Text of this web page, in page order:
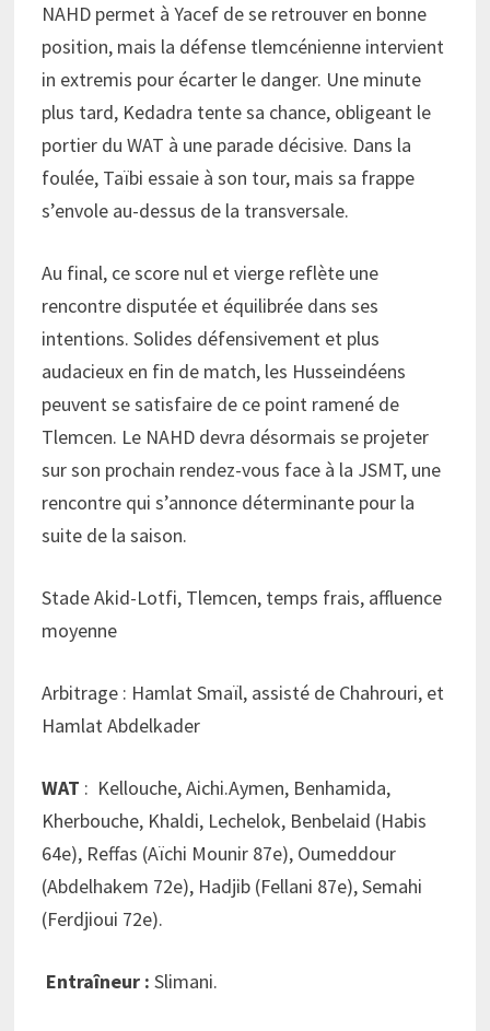
NAHD permet à Yacef de se retrouver en bonne
position, mais la défense tlemcénienne intervient
in extremis pour écarter le danger. Une minute
plus tard, Kedadra tente sa chance, obligeant le
portier du WAT à une parade décisive. Dans la
foulée, Taïbi essaie à son tour, mais sa frappe
s’envole au-dessus de la transversale.
Au final, ce score nul et vierge reflète une
rencontre disputée et équilibrée dans ses
intentions. Solides défensivement et plus
audacieux en fin de match, les Husseindéens
peuvent se satisfaire de ce point ramené de
Tlemcen. Le NAHD devra désormais se projeter
sur son prochain rendez-vous face à la JSMT, une
rencontre qui s’annonce déterminante pour la
suite de la saison.
Stade Akid-Lotfi, Tlemcen, temps frais, affluence
moyenne
Arbitrage : Hamlat Smaïl, assisté de Chahrouri, et
Hamlat Abdelkader
WAT : Kellouche, Aichi.Aymen, Benhamida,
Kherbouche, Khaldi, Lechelok, Benbelaid (Habis
64e), Reffas (Aïchi Mounir 87e), Oumeddour
(Abdelhakem 72e), Hadjib (Fellani 87e), Semahi
(Ferdjioui 72e).
Entraîneur : Slimani.